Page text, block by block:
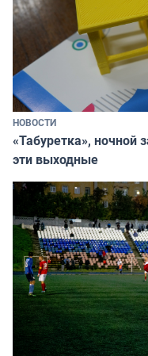
НОВОСТИ
«Табуретка», ночной
эти выходные